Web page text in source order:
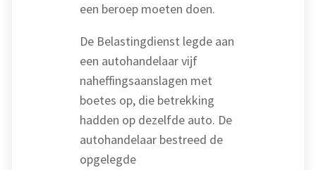
een beroep moeten doen.
De Belastingdienst legde aan
een autohandelaar vijf
naheffingsaanslagen met
boetes op, die betrekking
hadden op dezelfde auto. De
autohandelaar bestreed de
opgelegde